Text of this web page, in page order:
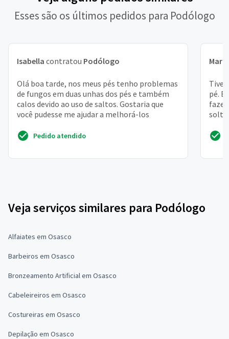
Esses são os últimos pedidos para Podólogo
Isabella contratou Podólogo
Olá boa tarde, nos meus pés tenho problemas
de fungos em duas unhas dos pés e também
calos devido ao uso de saltos. Gostaria que
você pudesse me ajudar a melhorá-los
Pedido atendido
Tive
pé.
Veja serviços similares para Podólogo
Alfaiates em Osasco
Barbeiros em Osasco
Bronzeamento Artificial em Osasco
Cabeleireiros em Osasco
Costureiras em Osasco
Depilação em Osasco